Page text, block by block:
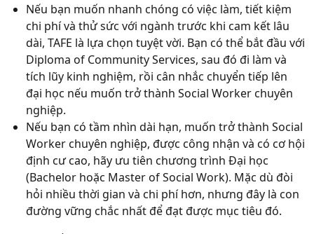
Nếu bạn muốn nhanh chóng có việc làm, tiết kiệm
chi phí và thử sức với ngành trước khi cam kết lâu
dài, TAFE là lựa chọn tuyệt vời. Bạn có thể bắt đầu với
Diploma of Community Services, sau đó đi làm và
tích lũy kinh nghiệm, rồi cân nhắc chuyển tiếp lên
đại học nếu muốn trở thành Social Worker chuyên
nghiệp.
Nếu bạn có tầm nhìn dài hạn, muốn trở thành Social
Worker chuyên nghiệp, được công nhận và có cơ hội
định cư cao, hãy ưu tiên chương trình Đại học
(Bachelor hoặc Master of Social Work). Mặc dù đòi
hỏi nhiều thời gian và chi phí hơn, nhưng đây là con
đường vững chắc nhất để đạt được mục tiêu đó.